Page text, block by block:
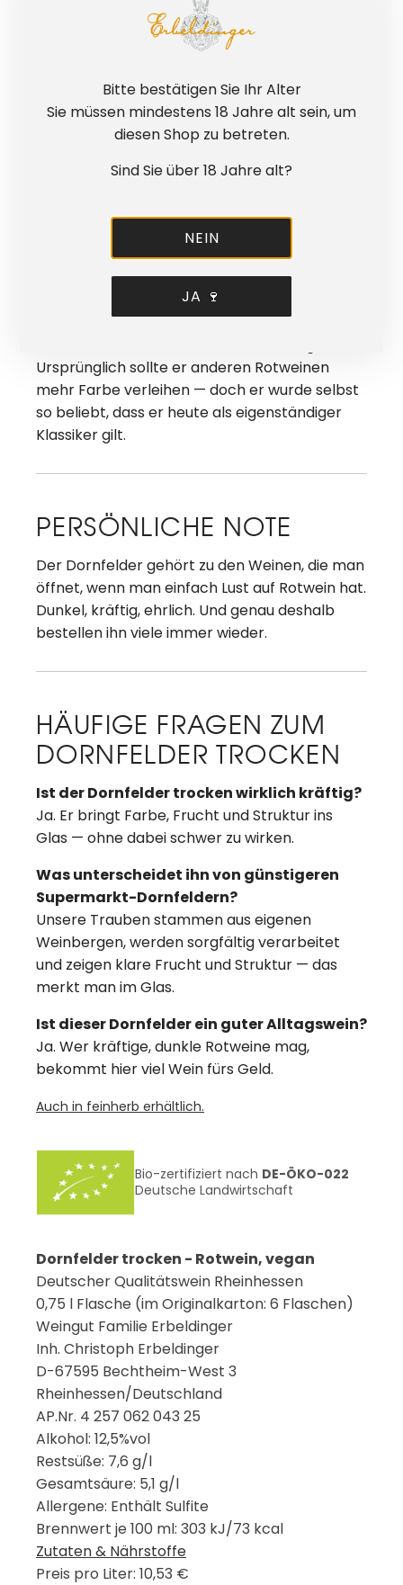
anbauen, ausbauen und probieren, wissen wir
genau, was ins Glas kommt — und vor allem,
einfach lecker.
Unsere Weine entstehen nicht anonym,
sondern mit Erfahrung, Verantwortung und
Freude am eigenen Produkt. Ob als Belohnung
Genussmoment — ein Erbeldinger-Wein soll
zuverlässig Freude machen. Wer sicher gehen
will, greift zu Erbeldinger.
Der Dornfelder wurde 1955 gezüchtet und
nach Immanuel Dornfeld benannt, dem
Ursprünglich sollte er anderen Rotweinen
mehr Farbe verleihen — doch er wurde selbst
so beliebt, dass er heute als eigenständiger
Klassiker gilt.
PERSÖNLICHE NOTE
Der Dornfelder gehört zu den Weinen, die man
öffnet, wenn man einfach Lust auf Rotwein hat.
Dunkel, kräftig, ehrlich. Und genau deshalb
bestellen ihn viele immer wieder.
HÄUFIGE FRAGEN ZUM
DORNFELDER TROCKEN
Ist der Dornfelder trocken wirklich kräftig?
Ja. Er bringt Farbe, Frucht und Struktur ins
Glas — ohne dabei schwer zu wirken.
Was unterscheidet ihn von günstigeren
Supermarkt-Dornfeldern?
Unsere Trauben stammen aus eigenen
Weinbergen, werden sorgfältig verarbeitet
und zeigen klare Frucht und Struktur — das
merkt man im Glas.
Ist dieser Dornfelder ein guter Alltagswein?
Ja. Wer kräftige, dunkle Rotweine mag,
bekommt hier viel Wein fürs Geld.
Auch in feinherb erhältlich.
Bio-zertifiziert nach DE-ÖKO-022
Deutsche Landwirtschaft
Dornfelder trocken - Rotwein, vegan
Deutscher Qualitätswein Rheinhessen
0,75 l Flasche (im Originalkarton: 6 Flaschen)
Weingut Familie Erbeldinger
Inh. Christoph Erbeldinger
D-67595 Bechtheim-West 3
Rheinhessen/Deutschland
AP.Nr. 4 257 062 043 25
Alkohol: 12,5%vol
Restsüße: 7,6 g/l
Gesamtsäure: 5,1 g/l
Allergene: Enthält Sulfite
Brennwert je 100 ml: 303 kJ/73 kcal
Zutaten & Nährstoffe
Preis pro Liter: 10,53 €
Bitte bestätigen Sie Ihr Alter
Sie müssen mindestens 18 Jahre alt sein, um
diesen Shop zu betreten.
Sind Sie über 18 Jahre alt?
NEIN
JA 🍷